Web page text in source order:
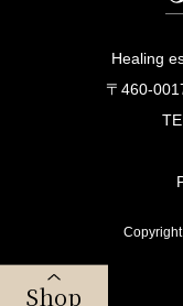
Healing
〒460-
Shop